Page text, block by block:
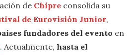
de Chipre consolida su
de Eurovisión Junior,
fundadores del evento en
. Actualmente, hasta el